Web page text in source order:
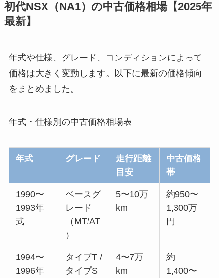
初代NSX（NA1）の中古価格相場【2025年
最新】
年式や仕様、グレード、コンディションによって
価格は大きく変動します。以下に最新の価格傾向
をまとめました。
年式・仕様別の中古価格相場表
年式 グレード
走行距離
目安
中古価格
帯
1990〜
1993年
式
ベースグ
レード
（MT/AT
）
5〜10万
km
約950〜
1,300万
円
1994〜
1996年
タイプT /
タイプS
4〜7万
km
約
1,400〜